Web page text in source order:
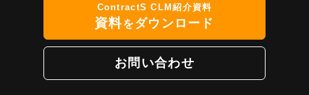
ContractS CLM紹介資料
資料をダウンロード
お問い合わせ